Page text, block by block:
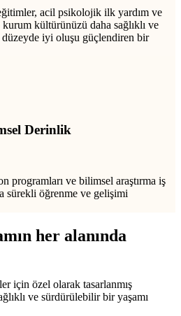
acil psikolojik ilk yardım ve
kültürünüzü daha sağlıklı ve
iyi oluşu güçlendiren bir
Derinlik
programları ve bilimsel araştırma iş
sürekli öğrenme ve gelişimi
her alanında
için özel olarak tasarlanmış
ve sürdürülebilir bir yaşamı